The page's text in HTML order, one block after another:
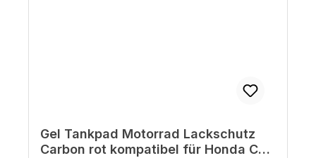
Gel Tankpad Motorrad Lackschutz
Carbon rot kompatibel für Honda CBF